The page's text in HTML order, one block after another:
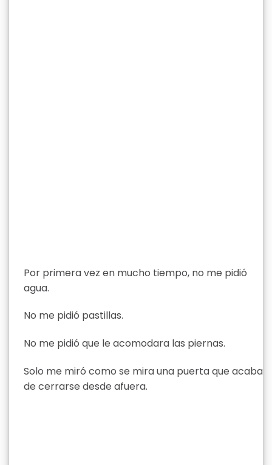
Por primera vez en mucho tiempo, no me pidió
agua.
No me pidió pastillas.
No me pidió que le acomodara las piernas.
Solo me miró como se mira una puerta que acaba
de cerrarse desde afuera.